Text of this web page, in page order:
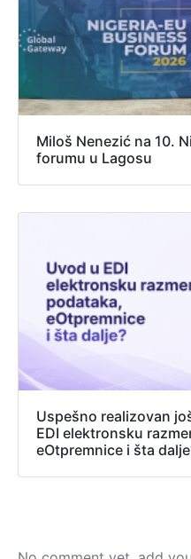
Miloš Nenezić na 10.
forumu u Lagosu
Uspešno realizovan
EDI elektronsku
eOtpremnice i šta